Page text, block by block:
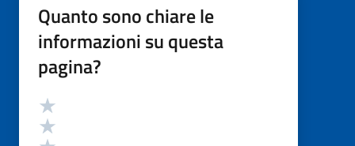
Quanto sono chiare le
informazioni su questa
pagina?
Valutazione